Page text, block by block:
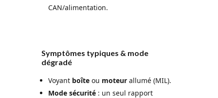
CAN/alimentation.
Symptômes typiques & mode
dégradé
Voyant boîteou moteurallumé (MIL).
Mode sécurité: un seul rapport